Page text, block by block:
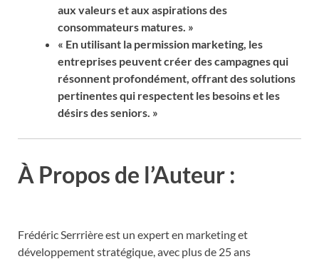
aux valeurs et aux aspirations des
consommateurs matures. »
« En utilisant la permission marketing, les
entreprises peuvent créer des campagnes qui
résonnent profondément, offrant des solutions
pertinentes qui respectent les besoins et les
désirs des seniors. »
À Propos de l’Auteur :
Frédéric Serrrière est un expert en marketing et
développement stratégique, avec plus de 25 ans